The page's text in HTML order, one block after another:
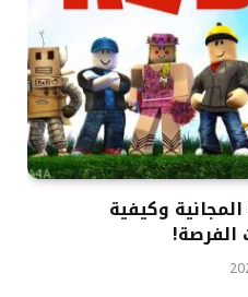
قائمة أكواد Roblox المجانية وكيفية
الفرصة!